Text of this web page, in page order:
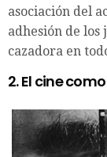
asociación del
adhesión de los
cazadora en
2. El cine